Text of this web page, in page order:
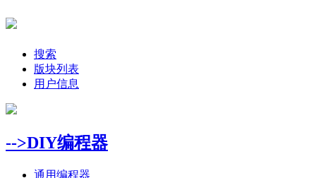
搜索
版块列表
用户信息
-->DIY编程器
通用编程器